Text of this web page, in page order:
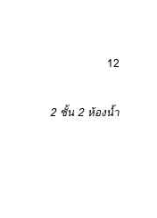
12
2 ชั้น 2 ห้องน้ำ